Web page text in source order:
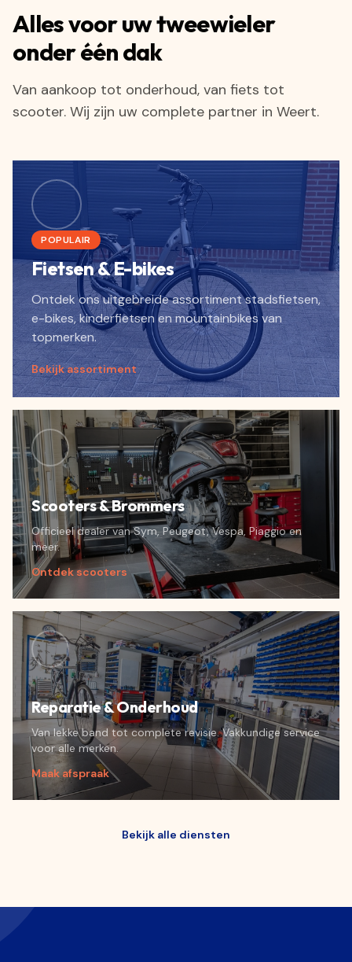
Alles voor uw tweewieler
onder één dak
Van aankoop tot onderhoud, van fiets tot
scooter. Wij zijn uw complete partner in Weert.
POPULAIR
Fietsen & E-bikes
Ontdek ons uitgebreide assortiment stadsfietsen,
e-bikes, kinderfietsen en mountainbikes van
topmerken.
Bekijk assortiment
Scooters & Brommers
Officieel dealer van Sym, Peugeot, Vespa, Piaggio en
meer.
Ontdek scooters
Reparatie & Onderhoud
Van lekke band tot complete revisie. Vakkundige service
voor alle merken.
Maak afspraak
Bekijk alle diensten